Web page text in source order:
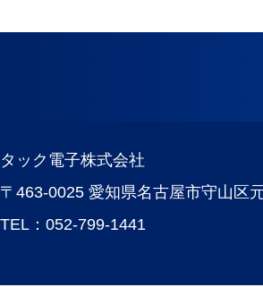
タック電子株式会社
〒463-0025 愛知県名古屋市守山区
TEL： 052-799-1441